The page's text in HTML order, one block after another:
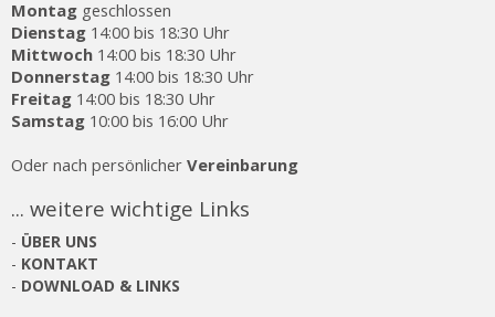
Montag geschlossen
Dienstag 14:00 bis 18:30 Uhr
Mittwoch 14:00 bis 18:30 Uhr
Donnerstag 14:00 bis 18:30 Uhr
Freitag 14:00 bis 18:30 Uhr
Samstag 10:00 bis 16:00 Uhr
Oder nach persönlicher Vereinbarung
... weitere wichtige Links
- ÜBER UNS
- KONTAKT
- DOWNLOAD & LINKS